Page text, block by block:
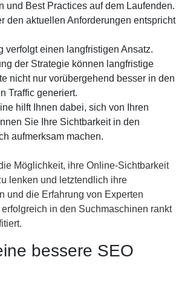
und Best Practices auf dem Laufenden.
den aktuellen Anforderungen entspricht
verfolgt einen langfristigen Ansatz.
der Strategie können langfristige
nicht nur vorübergehend besser in den
Traffic generiert.
hilft Ihnen dabei, sich von Ihren
Sie Ihre Sichtbarkeit in den
aufmerksam machen.
Möglichkeit, ihre Online-Sichtbarkeit
lenken und letztendlich ihre
und die Erfahrung von Experten
in den Suchmaschinen rankt
bessere SEO